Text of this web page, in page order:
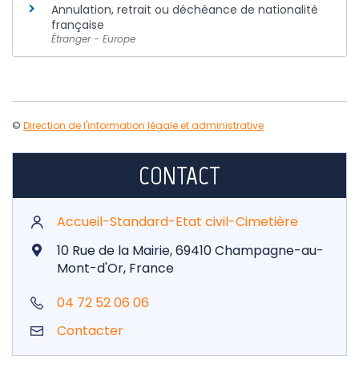
Annulation, retrait ou déchéance de nationalité
française
Étranger - Europe
© Direction de l'information légale et administrative
CONTACT
Accueil-Standard-Etat civil-Cimetière
10 Rue de la Mairie, 69410 Champagne-au-
Mont-d'Or, France
04 72 52 06 06
Contacter